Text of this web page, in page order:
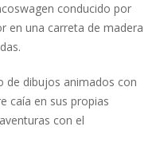
conducido por
en una carreta de madera
de dibujos animados con
caía en sus propias
con el